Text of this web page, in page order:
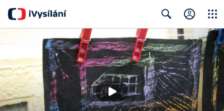
Search Close